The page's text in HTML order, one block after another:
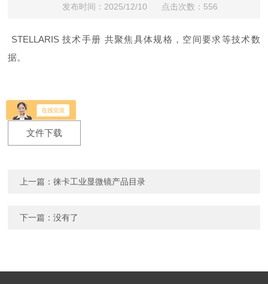
发布时间：2025/12/10 点击次数：556
STELLARIS 技术手册 共聚焦具体规格，空间要求等技术数
据。
文件下载
上一篇：徕卡工业显微镜产品目录
下一篇：没有了